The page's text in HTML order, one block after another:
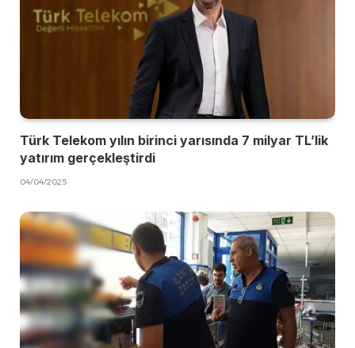
Türk Telekom yılın birinci yarısında 7 milyar TL’lik
yatırım gerçekleştirdi
04/04/2025